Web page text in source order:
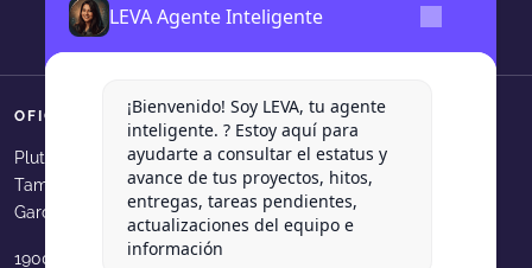
LEVA Agente Inteligente
¡Bienvenido! Soy LEVA, tu agente
inteligente. ? Estoy aquí para
ayudarte a consultar el estatus y
avance de tus proyectos, hitos,
entregas, tareas pendientes,
actualizaciones del equipo e
información
OFICINAS
Plutarco Elias Calles 540, Col.
Tampiquito, San Pedro Garza
García, N.L.
1900 N Bayshore Dr. 33231
SÍGUENOS
Levadura Agencia en
Levadura Agencia en
Levadura Agencia
Levadura Agencia en youtube
Levadura Agencia en